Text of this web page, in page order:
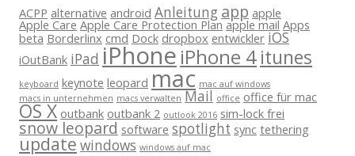
ACPP alternative android Anleitung app apple
Apple Care Apple Care Protection Plan apple mail Apps
beta Borderlinx cmd Dock dropbox entwickler iOS
iOutBank iPad iPhone iPhone 4itunes
keyboard keynote leopard mac mac auf windows
macs in unternehmen macs verwalten Mail office office für mac
OS X outbank outbank 2 outlook 2016 sim-lock frei
snow leopard software spotlight sync tethering
update windows windows auf mac